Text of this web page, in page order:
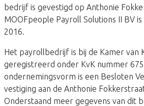
bedrijf is gevestigd op Anthonie
MOOFpeople Payroll Solutions II BV
2016.
Het payrollbedrijf is bij de Kamer van
geregistreerd onder KvK nummer
ondernemingsvorm is een Besloten
vestiging aan de Anthonie
Onderstaand meer gegevens van dit